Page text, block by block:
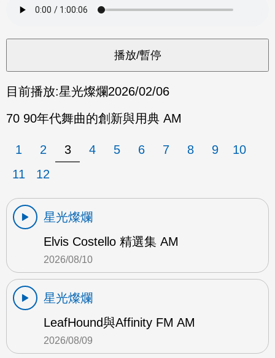
目前播放:星光燦爛2026/02/06
70 90年代舞曲的創新與用典 AM
1 2 3 4 5 6 7 8 9
10
11
12
星光燦爛
Elvis Costello 精選集 AM
2026/08/10
星光燦爛
LeafHound與Affinity FM AM
2026/08/09